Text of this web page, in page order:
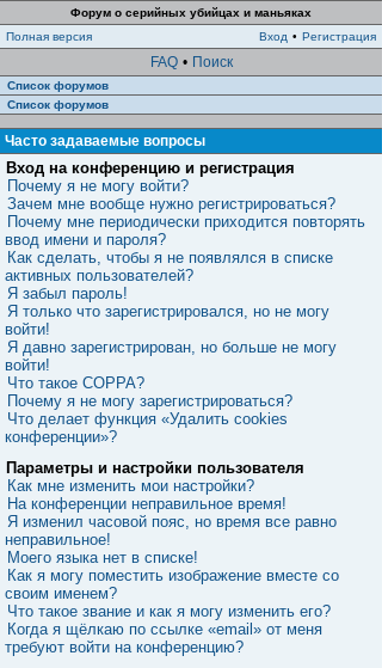
Форум о серийных убийцах и маньяках
Полная версия
Вход • Регистрация
FAQ • Поиск
Список форумов
Список форумов
Часто задаваемые вопросы
Вход на конференцию и регистрация
Почему я не могу войти?
Зачем мне вообще нужно регистрироваться?
Почему мне периодически приходится повторять
ввод имени и пароля?
Как сделать, чтобы я не появлялся в списке
активных пользователей?
Я забыл пароль!
Я только что зарегистрировался, но не могу
войти!
Я давно зарегистрирован, но больше не могу
войти!
Что такое COPPA?
Почему я не могу зарегистрироваться?
Что делает функция «Удалить cookies
конференции»?
Параметры и настройки пользователя
Как мне изменить мои настройки?
На конференции неправильное время!
Я изменил часовой пояс, но время все равно
неправильное!
Моего языка нет в списке!
Как я могу поместить изображение вместе со
своим именем?
Что такое звание и как я могу изменить его?
Когда я щёлкаю по ссылке «email» от меня
требуют войти на конференцию?